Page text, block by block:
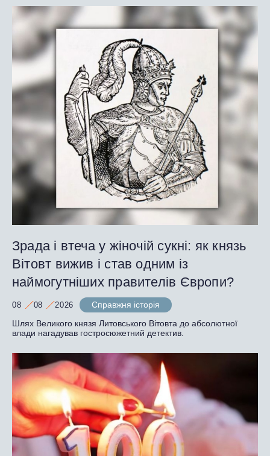
Зрада і втеча у жіночій сукні: як князь
Вітовт вижив і став одним із
наймогутніших правителів Європи?
08 08 2026
Справжня історія
Шлях Великого князя Литовського Вітовта до абсолютної
влади нагадував гостросюжетний детектив.